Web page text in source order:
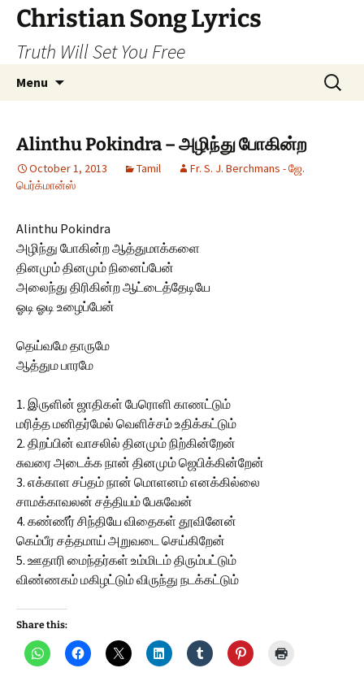
Skip
content
Christian Song Lyrics
Truth Will Set You Free
Menu
Search
for:
Alinthu Pokindra – அழிந்து போகின்ற
October 1, 2013 Tamil
Fr. S. J. Berchmans - ஜே.
பெர்க்மான்ஸ்
Alinthu Pokindra
அழிந்து போகின்ற ஆத்துமாக்களை
தினமும் தினமும் நினைப்பேன்
அலைந்து திரிகின்ற ஆட்டைத்தேடியே
ஓடி ஓடி உழைப்பேன்
தெய்வமே தாருமே
ஆத்தும பாரமே
1. இருளின் ஜாதிகள் பேரொளி காணட்டும்
மரித்த மனிதர்மேல் வெளிச்சம் உதிக்கட்டும்
2. திறப்பின் வாசலில் தினமும் நிற்கின்றேன்
சுவரை அடைக்க நான் தினமும் ஜெபிக்கின்றேன்
3. எக்காள சப்தம் நான் மொளனம் எனக்கில்லை
சாமக்காவலன் சத்தியம் பேசுவேன்
4. கண்ணீர் சிந்தியே விதைகள் தூவினேன்
கெம்பீர சத்தமாய் அறுவடை செய்கிறேன்
5. ஊதாரி மைந்தர்கள் உம்மிடம் திரும்பட்டும்
விண்ணகம் மகிழட்டும் விருந்து நடக்கட்டும்
Share this: